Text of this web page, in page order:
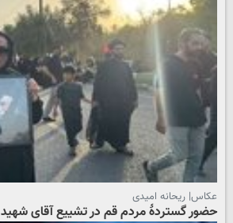
عکاس| ریحانه امیدی
حضور گستردۀ مردم قم در تشییع آقای شهید